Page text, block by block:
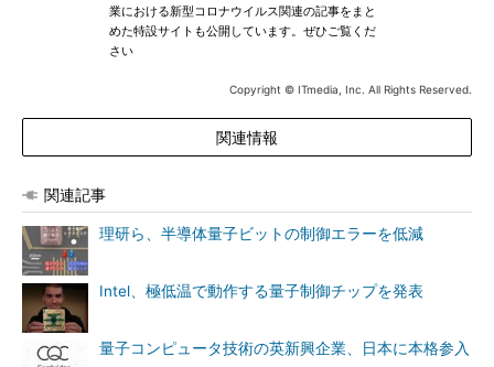
業における新型コロナウイルス関連の記事をまと
めた特設サイトも公開しています。ぜひご覧くだ
さい
Copyright © ITmedia, Inc. All Rights Reserved.
関連情報
関連記事
理研ら、半導体量子ビットの制御エラーを低減
Intel、極低温で動作する量子制御チップを発表
量子コンピュータ技術の英新興企業、日本に本格参入